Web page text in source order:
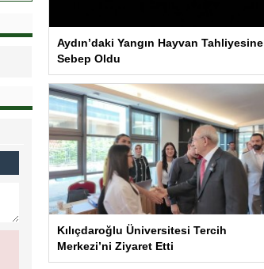
Aydın’daki Yangın Hayvan Tahliyesine
Sebep Oldu
Kılıçdaroğlu Üniversitesi Tercih
Merkezi’ni Ziyaret Etti